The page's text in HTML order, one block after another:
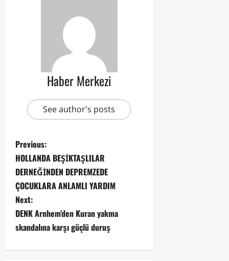
Haber Merkezi
See author's posts
Previous:
HOLLANDA BEŞİKTAŞLILAR
DERNEĞİNDEN DEPREMZEDE
ÇOCUKLARA ANLAMLI YARDIM
Next:
DENK Arnhem’den Kuran yakma
skandalına karşı güçlü duruş